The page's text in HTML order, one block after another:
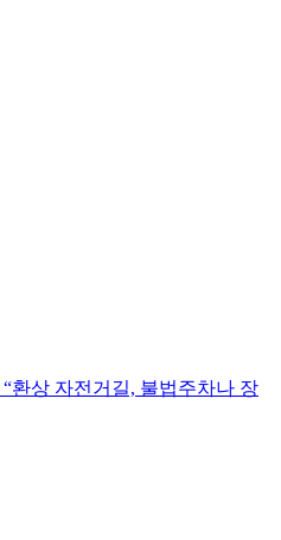
환상 자전거길, 불법주차나 장